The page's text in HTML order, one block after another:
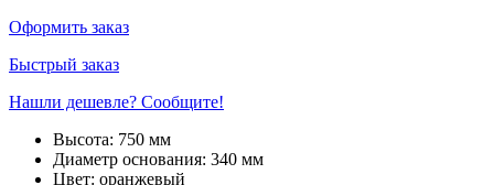
Оформить заказ
Быстрый заказ
Нашли дешевле? Сообщите!
Высота: 750 мм
Диаметр основания: 340 мм
Цвет: оранжевый